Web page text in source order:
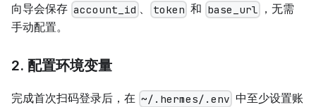
向导会保存 account_id 、 token和 base_url ，无需
手动配置。
2. 配置环境变量
完成首次扫码登录后，在 ~/.hermes/.env 中至少设置账